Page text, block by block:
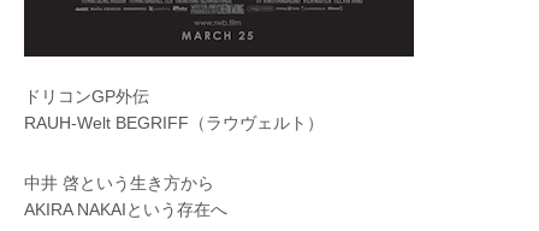
ドリコンGP外伝
RAUH-Welt BEGRIFF（ラウヴェルト）
中井 啓という生き方から
AKIRA NAKAIという存在へ